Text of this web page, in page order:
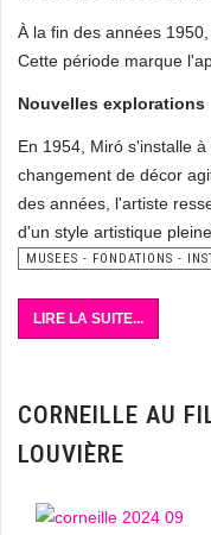
À la fin des années
Cette période marque
Nouvelles explorations
En 1954, Miró s'installe
changement de décor
des années, l'artiste
d'un style artistique
MUSEES - FONDATIONS -
LIRE LA SUITE...
CORNEILLE AU
LOUVIÈRE